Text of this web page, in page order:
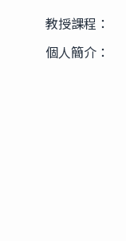
教授課程：
個人簡介：